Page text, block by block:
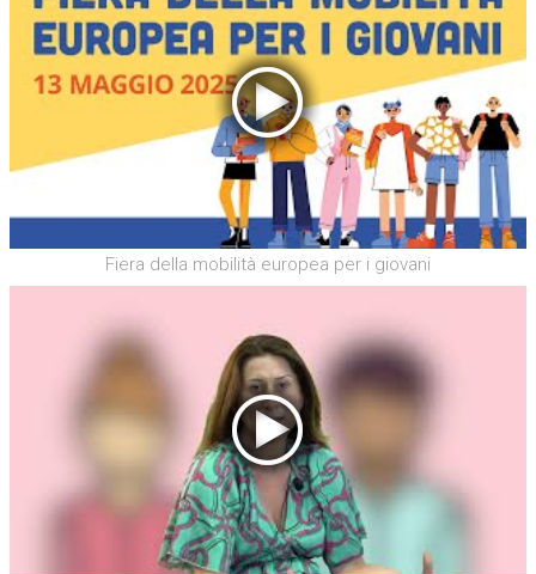
Fiera della mobilità europea per i giovani